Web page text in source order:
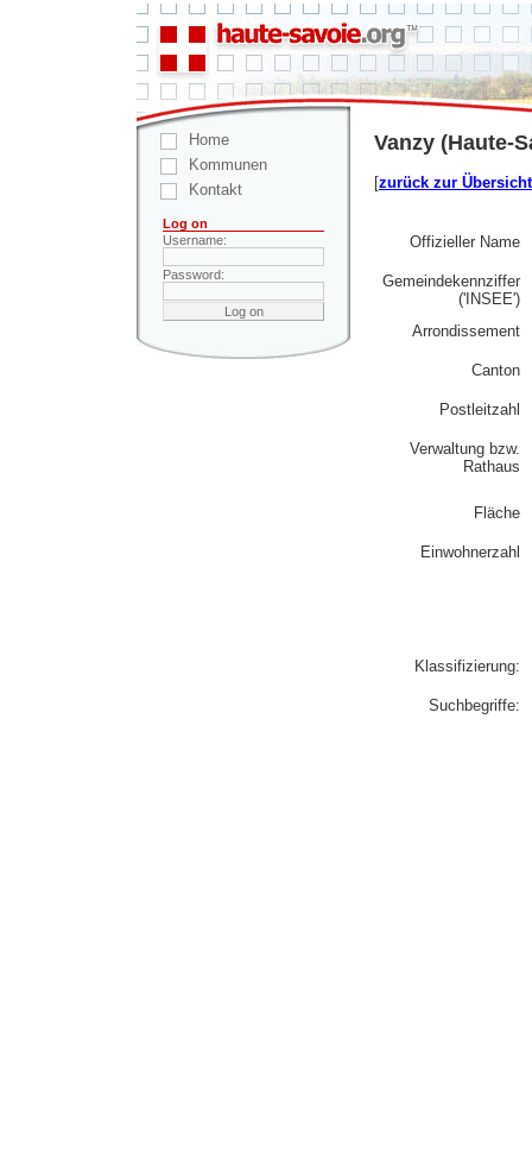
Home
Kommunen
Kontakt
Log on
Username:
Password:
Vanzy (Haute-
[zurück zur Übersicht
Offizieller Name
Gemeindekennziffer
('INSEE')
Arrondissement
Canton
Postleitzahl
Verwaltung bzw.
Rathaus
Fläche
Einwohnerzahl
Klassifizierung:
Suchbegriffe: